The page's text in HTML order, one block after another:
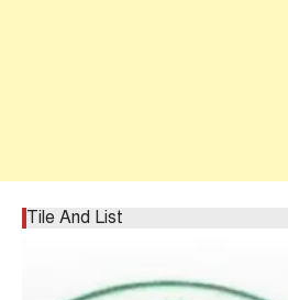
Tile And List